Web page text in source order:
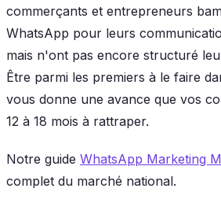
commerçants et entrepreneurs
WhatsApp pour leurs
mais n'ont pas encore structuré
Être parmi les premiers à le faire
vous donne une avance que vos
12 à 18 mois à rattraper.
Notre guide WhatsApp Marketing
complet du marché national.